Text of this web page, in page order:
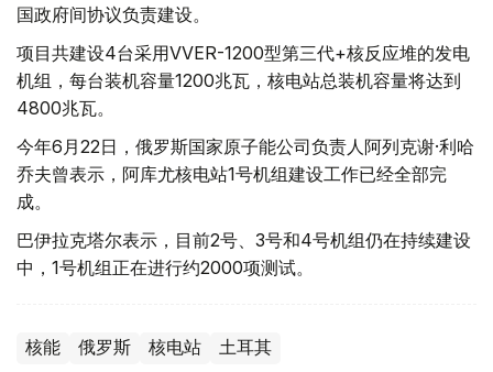
国政府间协议负责建设。
项目共建设4台采用VVER-1200型第三代+核反应堆的发电
机组，每台装机容量1200兆瓦，核电站总装机容量将达到
4800兆瓦。
今年6月22日，俄罗斯国家原子能公司负责人阿列克谢·利哈
乔夫曾表示，阿库尤核电站1号机组建设工作已经全部完
成。
巴伊拉克塔尔表示，目前2号、3号和4号机组仍在持续建设
中，1号机组正在进行约2000项测试。
核能 俄罗斯 核电站 土耳其